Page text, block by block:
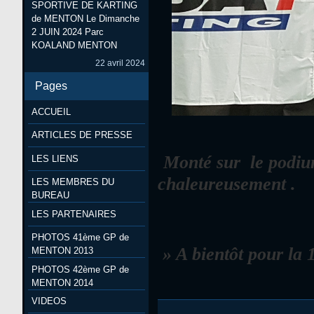
Monté sur le
chaleureusement .
» A bientôt pour la
SPORTIVE DE KARTING
de MENTON Le Dimanche
2 JUIN 2024 Parc
KOALAND MENTON
22 avril 2024
Pages
ACCUEIL
ARTICLES DE PRESSE
LES LIENS
LES MEMBRES DU
BUREAU
LES PARTENAIRES
PHOTOS 41ème GP de
MENTON 2013
PHOTOS 42ème GP de
MENTON 2014
VIDEOS